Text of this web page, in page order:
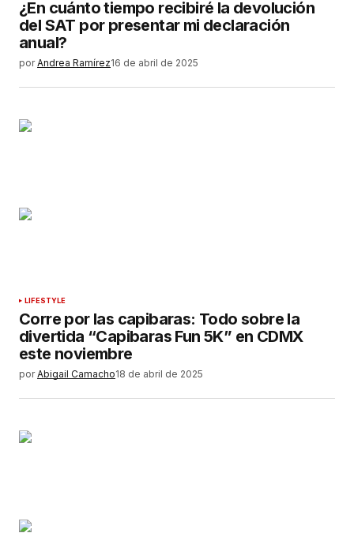
¿En cuánto tiempo recibiré la devolución
del SAT por presentar mi declaración
anual?
por Andrea Ramírez16 de abril de 2025
LIFESTYLE
Corre por las capibaras: Todo sobre la
divertida “Capibaras Fun 5K” en CDMX
este noviembre
por Abigail Camacho18 de abril de 2025